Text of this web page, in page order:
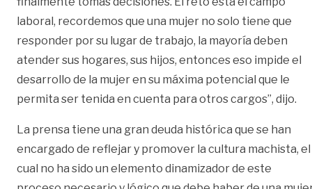
laboral, recordemos que una mujer no solo tiene que
responder por su lugar de trabajo, la mayoría deben
atender sus hogares, sus hijos, entonces eso impide el
desarrollo de la mujer en su máxima potencial que le
permita ser tenida en cuenta para otros cargos”, dijo.
La prensa tiene una gran deuda histórica que se han
encargado de reflejar y promover la cultura machista, el
cual no ha sido un elemento dinamizador de este